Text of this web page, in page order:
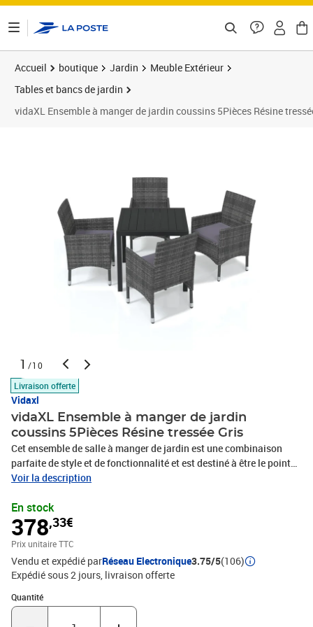
Accueil boutique Jardin
Meuble Extérieur
Tables et bancs de jardin
vidaXL Ensemble à manger de jardin coussins 5Pièces Résine
1 /10
Livraison offerte
Vidaxl
vidaXL Ensemble à manger de jardin
coussins 5Pièces Résine tressée Gris
Cet ensemble de salle à manger de jardin est une combinaison
parfaite de style et de fonctionnalité et est destiné à être le point
de mire de votre jardin, balcon ou patio. Avec un cadre en acier
chaises de jardin sont à l'épreuve de la rouille et de la moisissure,
offrant des années de détente de qualité. La table d'extérieur
présente un dessus de table en WPC, facile à nettoyer et adapté à
une utilisation en extérieur. Le cadre en aluminium assure
également la stabilité et la robustesse. De plus, les coussins bien
rembourrés offrent un confort ultime pendant votre temps assis.
Cet ensemble de salle à manger de patio est facile à déplacer
grâce à sa construction légère. Remarque : afin de prolonger la
Voir la description
En stock
378,33€
Prix unitaire TTC
Vendu et expédié parRéseau Electronique3.75/5(106)
Expédié sous 2 jours livraison offerte
Quantité
Quantité : 1